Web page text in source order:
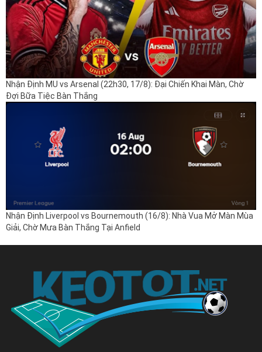
Nhận Định MU vs Arsenal (22h30, 17/8): Đại Chiến Khai Màn, Chờ
Đợi Bữa Tiệc Bàn Thắng
Nhận Định Liverpool vs Bournemouth (16/8): Nhà Vua Mở Màn Mùa
Giải, Chờ Mưa Bàn Thắng Tại Anfield